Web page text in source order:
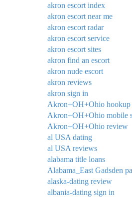
akron escort index
akron escort near me
akron escort radar
akron escort service
akron escort sites
akron find an escort
akron nude escort
akron reviews
akron sign in
Akron+OH+Ohio hookup
Akron+OH+Ohio mobile
Akron+OH+Ohio review
al USA dating
al USA reviews
alabama title loans
Alabama_East Gadsden
alaska-dating review
albania-dating sign in